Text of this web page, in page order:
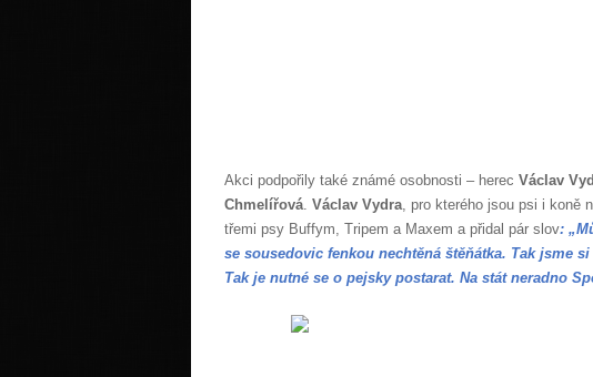
Akci podpořily také známé osobnosti – herec Václav
Chmelířová Václav Vydra , pro kterého jsou psi i
třemi psy Buffym, Tripem a Maxem a přidal pár slov:
se sousedovic fenkou nechtěná štěňátka. Tak jsme
Tak je nutné se o pejsky postarat. Na stát neradno